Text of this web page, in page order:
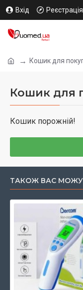
Вхід Реєстрація
Кошик для
Кошик для
Кошик порожній!
ТАКОЖ ВАС